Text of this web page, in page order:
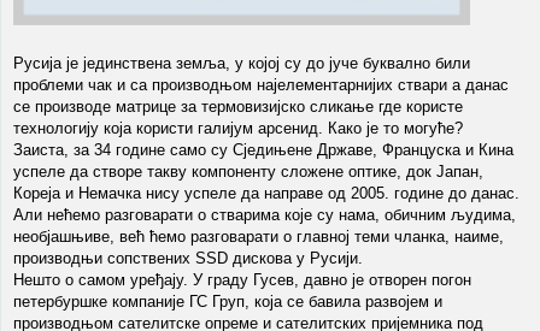
Русија је јединствена земља, у којој су до јуче буквално били
проблеми чак и са производњом најелементарнијих ствари а данас
се производе матрице за термовизијско сликање где користе
технологију која користи галијум арсенид. Како је то могуће?
Заиста, за 34 године само су Сједињене Државе, Француска и Кина
успеле да створе такву компоненту сложене оптике, док Јапан,
Кореја и Немачка нису успеле да направе од 2005. године до данас.
Али нећемо разговарати о стварима које су нама, обичним људима,
необјашњиве, већ ћемо разговарати о главној теми чланка, наиме,
производњи сопствених SSD дискова у Русији.
Нешто о самом уређају. У граду Гусев, давно је отворен погон
петербуршке компаније ГС Груп, која се бавила развојем и
производњом сателитске опреме и сателитских пријемника под